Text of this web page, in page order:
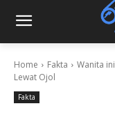
Home Fakta
Wanita
Lewat Ojol
Fakta